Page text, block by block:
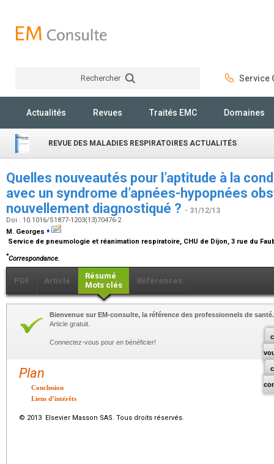
Rechercher Service
Actualités Revues Traités EMC Domaines
REVUE DES MALADIES RESPIRATOIRES ACTUALITÉS
Quelles nouveautés pour l’aptitude à la
avec un syndrome d’apnées-hypopnées
nouvellement diagnostiqué ? - 31/12/13
Doi : 10.1016/S1877-1203(13)70476-2
M. Georges ⁎
Service de pneumologie et réanimation respiratoire, CHU de Dijon, 3 rue du
*Correspondance.
PDF Article
Résumé
Mots clés
Références
Bienvenue sur EM-consulte, la référence des professionnels de santé.
Article gratuit.
Connectez-vous pour en bénéficier!
Plan
Conclusion
Liens d’intérêts
© 2013 Elsevier Masson SAS. Tous droits réservés.